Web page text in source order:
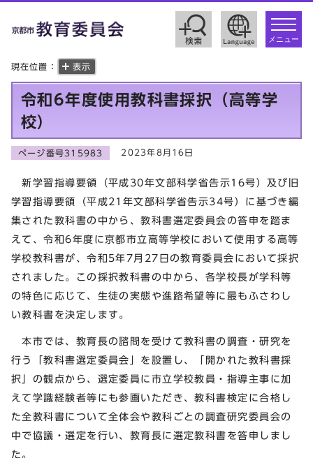
toggle
メニュー
現在位置： 表示
令和6年度使用教科書採択（高等学
校）
ページ番号315983 2023年8月16日
新学習指導要領（平成30年文部科学省告示16号）及び旧
学習指導要領（平成21年文部科学省告示34号）に基づき編
集された教科書の中から、教科書選定委員会の答申を踏ま
えて、令和6年度に京都市立高等学校において使用する高等
学校教科書が、令和5年7月27日の教育委員会において採択
されました。この採択教科書の中から、各学校長が学科等
の特色に応じて、生徒の実態や進路希望等に最もふさわし
い教科書を決定します。
本市では、教育長の諮問を受けて教科書の調査・研究を
行う「教科書選定委員会」を設置し、「開かれた教科書採
択」の観点から、選定委員に市立学校教員・指導主事に加
えて学識経験者等にも参画いただき、教科書検定に合格し
た全教科書について全体会や教科ごとの調査研究委員会の
中で協議・選定を行い、教育長に選定教科書を答申しまし
た。